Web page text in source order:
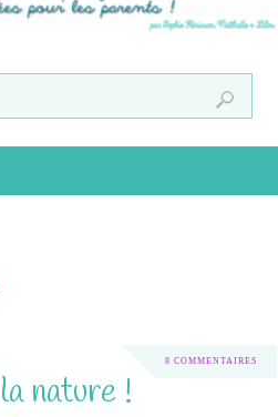
8 COMMENTAIRES
nature !